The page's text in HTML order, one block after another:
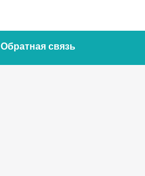
Обратная связь